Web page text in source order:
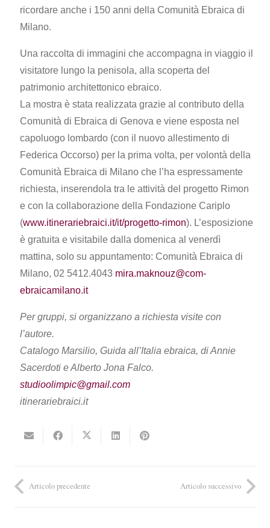
ricordare anche i 150 anni della Comunità Ebraica di
Milano.
Una raccolta di immagini che accompagna in viaggio il
visitatore lungo la penisola, alla scoperta del
patrimonio architettonico ebraico.
La mostra è stata realizzata grazie al contributo della
Comunità di Ebraica di Genova e viene esposta nel
capoluogo lombardo (con il nuovo allestimento di
Federica Occorso) per la prima volta, per volontà della
Comunità Ebraica di Milano che l’ha espressamente
richiesta, inserendola tra le attività del progetto Rimon
e con la collaborazione della Fondazione Cariplo
(www.itinerariebraici.it/it/progetto-rimon). L’esposizione
è gratuita e visitabile dalla domenica al venerdì
mattina, solo su appuntamento: Comunità Ebraica di
Milano, 02 5412.4043 mira.maknouz@com-
ebraicamilano.it
Per gruppi, si organizzano a richiesta visite con
l’autore.
Catalogo Marsilio, Guida all’Italia ebraica, di Annie
Sacerdoti e Alberto Jona Falco.
studioolimpic@gmail.com
itinerariebraici.it
Articolo precedente Articolo successivo